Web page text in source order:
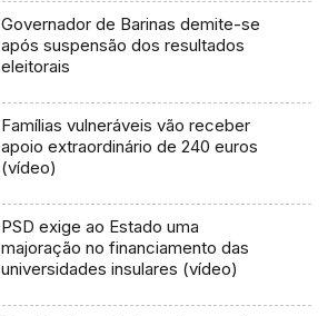
Governador de Barinas demite-se
após suspensão dos resultados
eleitorais
Famílias vulneráveis vão receber
apoio extraordinário de 240 euros
(vídeo)
PSD exige ao Estado uma
majoração no financiamento das
universidades insulares (vídeo)